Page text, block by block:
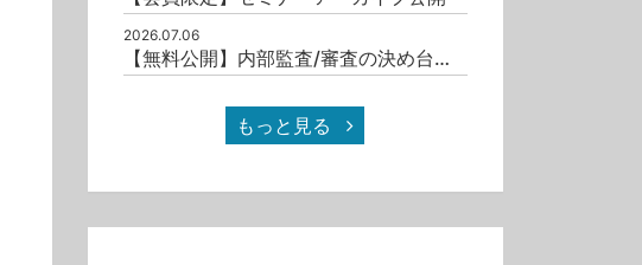
2026.07.06
【無料公開】内部監査/審査の決め台詞十撰（其之一）
もっと見る